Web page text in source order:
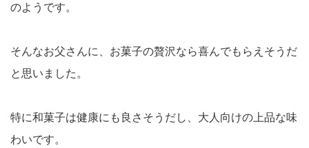
のようです。
そんなお父さんに、お菓子の贅沢なら喜んでもらえそうだ
と思いました。
特に和菓子は健康にも良さそうだし、大人向けの上品な味
わいです。